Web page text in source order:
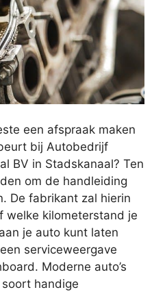
een afspraak maken
bij Autobedrijf
BV in Stadskanaal? Ten
om de handleiding
De fabrikant zal hierin
welke kilometerstand je
je auto kunt laten
serviceweergave
Moderne auto’s
handige